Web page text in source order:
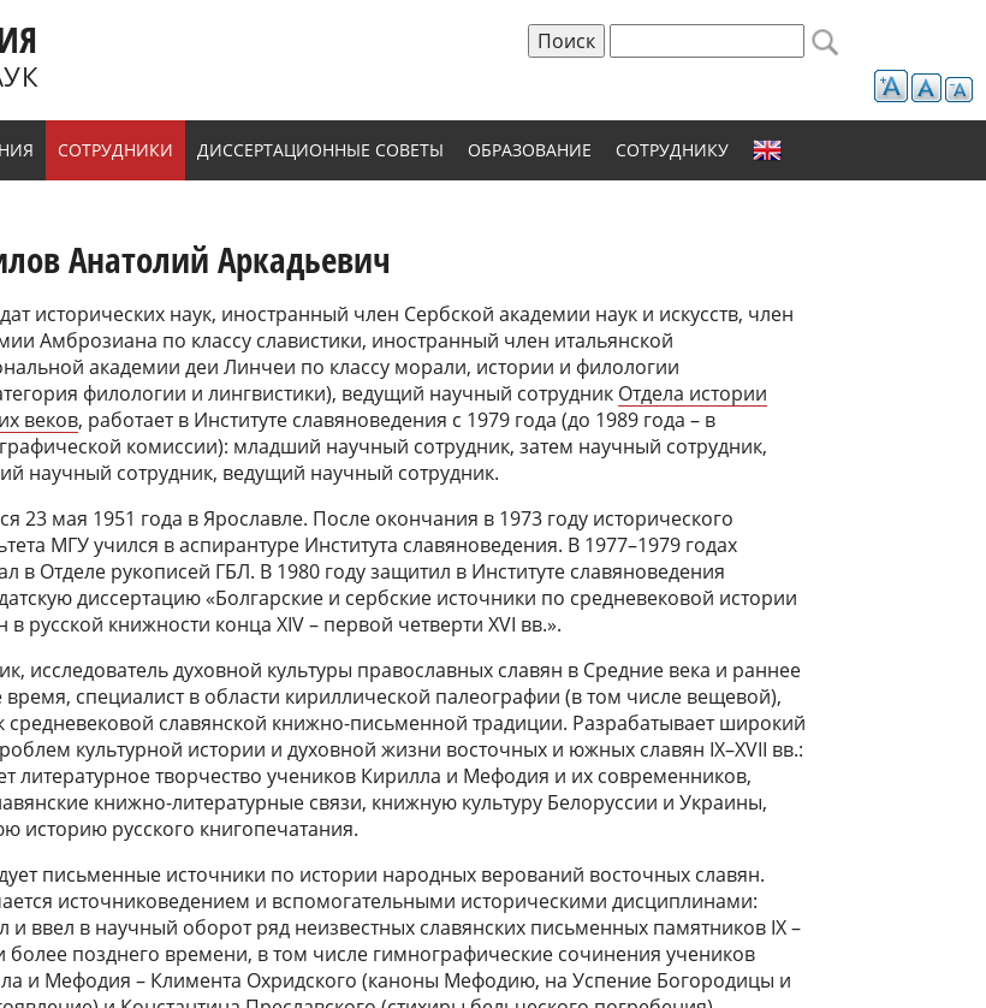
Форма поиска
СОТРУДНИКИ ДИССЕРТАЦИОННЫЕ СОВЕТЫ ОБРАЗОВАНИЕ СОТРУДНИКУ
Анатолий Аркадьевич
исторических наук, иностранный член Сербской академии наук и искусств, член
Амброзиана по классу славистики, иностранный член итальянской
академии деи Линчеи по классу морали, истории и филологии
филологии и лингвистики), ведущий научный сотрудник Отдела истории
веков, работает в Институте славяноведения с 1979 года (до 1989 года – в
комиссии): младший научный сотрудник, затем научный сотрудник,
научный сотрудник, ведущий научный сотрудник.
23 мая 1951 года в Ярославле. После окончания в 1973 году исторического
МГУ учился в аспирантуре Института славяноведения. В 1977–1979 годах
в Отделе рукописей ГБЛ. В 1980 году защитил в Институте славяноведения
диссертацию «Болгарские и сербские источники по средневековой истории
в русской книжности конца XIV – первой четверти XVI вв.».
исследователь духовной культуры православных славян в Средние века и раннее
специалист в области кириллической палеографии (в том числе вещевой),
средневековой славянской книжно-письменной традиции. Разрабатывает широкий
культурной истории и духовной жизни восточных и южных славян IX–XVII вв.:
литературное творчество учеников Кирилла и Мефодия и их современников,
книжно-литературные связи, книжную культуру Белоруссии и Украины,
историю русского книгопечатания.
письменные источники по истории народных верований восточных славян.
источниковедением и вспомогательными историческими дисциплинами:
и ввел в научный оборот ряд неизвестных славянских письменных памятников IX –
более позднего времени, в том числе гимнографические сочинения учеников
и Мефодия – Климента Охридского (каноны Мефодию, на Успение Богородицы и